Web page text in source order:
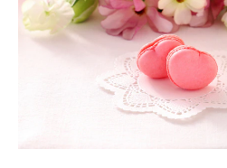
ギフトをお持
お客さまサポ
オンラインス